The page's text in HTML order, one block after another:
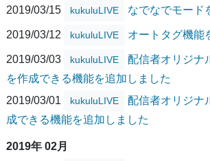
2019/03/15 kukuluLIVE なでなでモード
2019/03/12 kukuluLIVE オートタグ機能
2019/03/03 kukuluLIVE
配信者オリジナ
を作成できる機能を追加しました
2019/03/01
kukuluLIVE
配信者オリジナ
成できる機能を追加しました
2019年 02月